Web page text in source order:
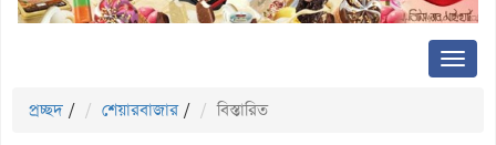
প্রচ্ছদ / শেয়ারবাজার / বিস্তারিত